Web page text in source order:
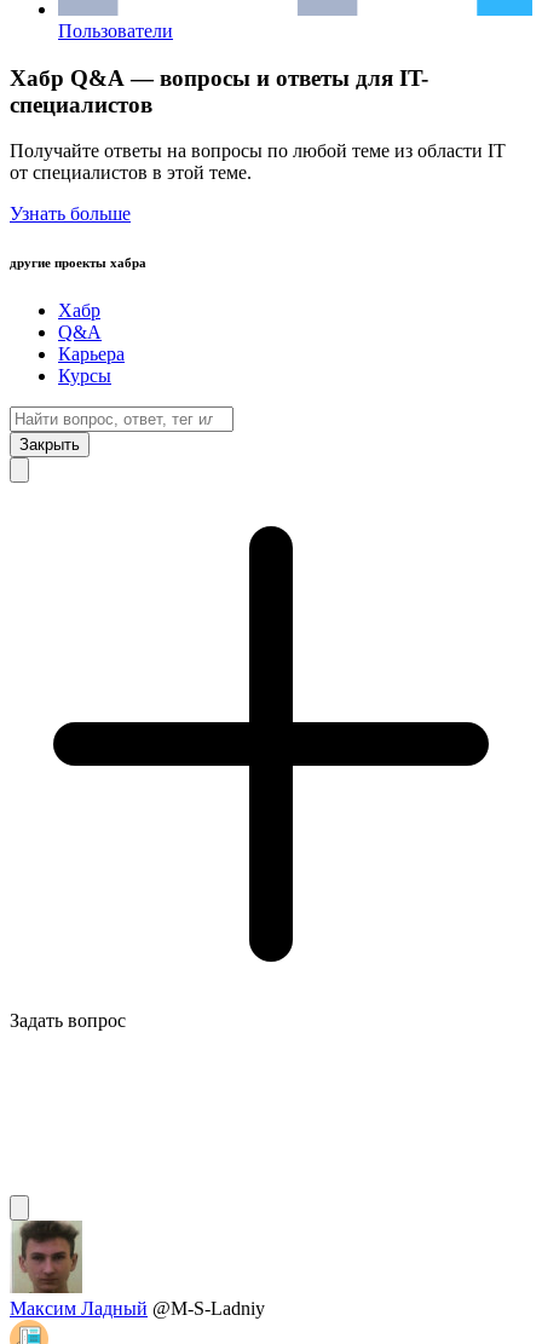
Пользователи
Хабр Q&A — вопросы и ответы для IT-
специалистов
Получайте ответы на вопросы по любой теме из области IT
от специалистов в этой теме.
Узнать больше
другие проекты хабра
Хабр
Q&A
Карьера
Курсы
Закрыть
Задать вопрос
Максим Ладный @M-S-Ladniy